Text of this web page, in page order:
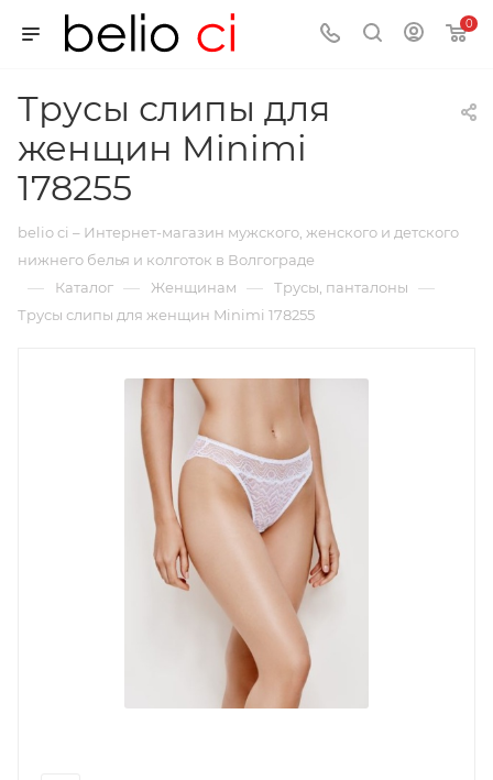
0
Трусы слипы для
женщин Minimi
178255
belio ci – Интернет-магазин мужского, женского и детского
нижнего белья и колготок в Волгограде
— Каталог — Женщинам — Трусы, панталоны —
Трусы слипы для женщин Minimi 178255